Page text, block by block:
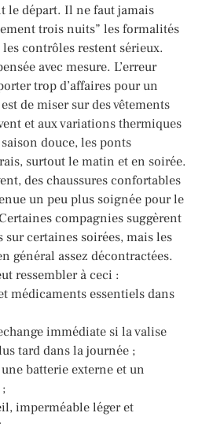
le départ. Il ne faut jamais
trois nuits” les formalités
contrôles restent sérieux.
avec mesure. L’erreur
trop d’affaires pour un
de miser sur des vêtements
et aux variations thermiques
douce, les ponts
surtout le matin et en soirée.
des chaussures confortables
un peu plus soignée pour le
compagnies suggèrent
sur certaines soirées, mais les
général assez décontractées.
ressembler à ceci :
médicaments essentiels dans
immédiate si la valise
tard dans la journée ;
batterie externe et un
imperméable léger et